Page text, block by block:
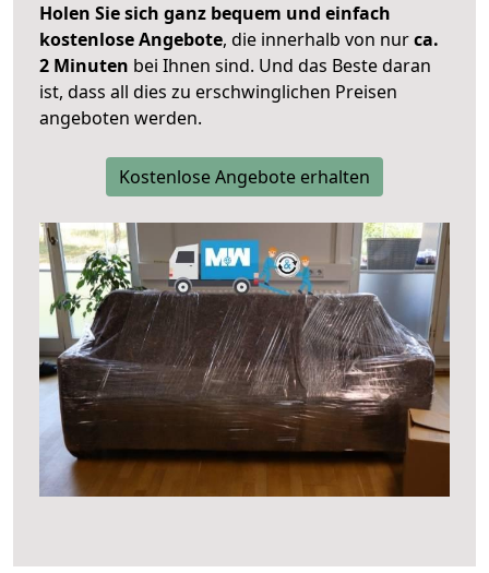
Holen Sie sich ganz bequem und einfach
kostenlose Angebote, die innerhalb von nurca.
2 Minuten bei Ihnen sind. Und das Beste daran
ist, dass all dies zu erschwinglichen Preisen
angeboten werden.
Kostenlose Angebote erhalten